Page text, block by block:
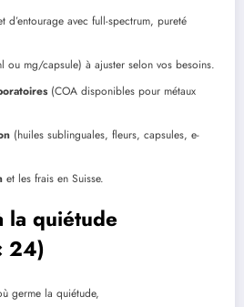
d’entourage avec full-spectrum, pureté
ou mg/capsule) à ajuster selon vos besoins.
(COA disponibles pour métaux
(huiles sublinguales, fleurs, capsules, e-
et les frais en Suisse.
la quiétude
24)
germe la quiétude,